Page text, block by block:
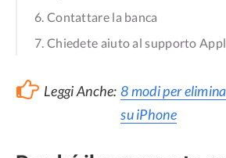
6. Contattare la banca
7. Chiedete aiuto al supporto
Leggi Anche: 8 modi per
su iPhone